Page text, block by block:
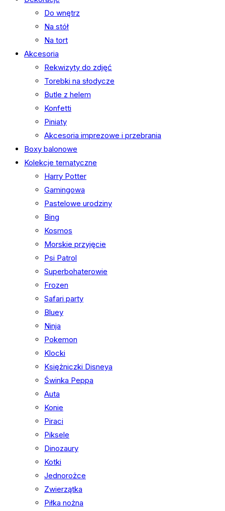
Do wnętrz
Na stół
Na tort
Akcesoria
Rekwizyty do zdjęć
Torebki na słodycze
Butle z helem
Konfetti
Piniaty
Akcesoria imprezowe i przebrania
Boxy balonowe
Kolekcje tematyczne
Harry Potter
Gamingowa
Pastelowe urodziny
Bing
Kosmos
Morskie przyjęcie
Psi Patrol
Superbohaterowie
Frozen
Safari party
Bluey
Ninja
Pokemon
Klocki
Księżniczki Disneya
Świnka Peppa
Auta
Konie
Piraci
Piksele
Dinozaury
Kotki
Jednorożce
Zwierzątka
Piłka nożna